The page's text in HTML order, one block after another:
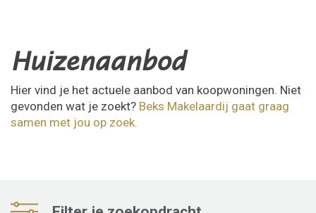
Huizenaanbod
Hier vind je het actuele aanbod van koopwoningen. Niet
gevonden wat je zoekt? Beks Makelaardij gaat graag
samen met jou op zoek.